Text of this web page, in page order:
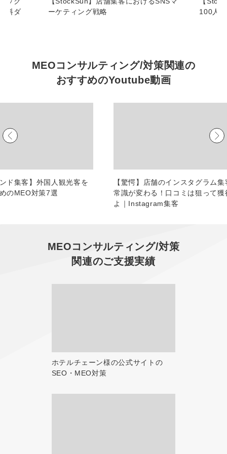
内部監査室長
料ダ
ーケティング戦略
100人
MEOコンサルティング/対策関連の
おすすめのYoutube動画
ド集客】外国人観光客を
のMEO対策7選
【驚愕】店舗のインスタグラム集
常識が変わる！口コミは狙って獲
よ｜Instagram集客
MEOコンサルティング/対策
関連のご支援実績
ホテルチェーン様の公式サイトの
SEO・MEO対策